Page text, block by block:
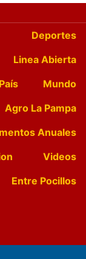
Deportes
Linea Abierta
País
Mundo
Agro La Pampa
Anuales
Videos
Entre Pocillos